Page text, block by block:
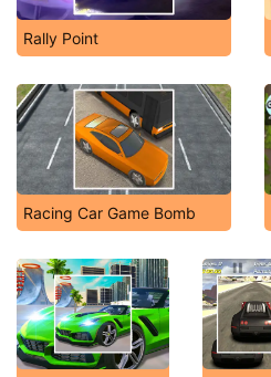
Rally Point
Racing Car Game Bomb